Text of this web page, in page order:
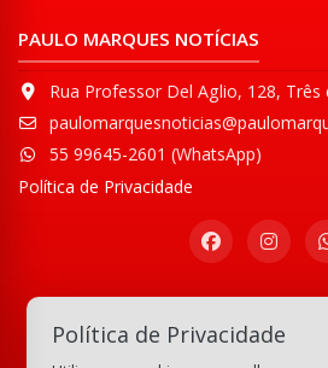
PAULO MARQUES NOTÍCIAS
Rua Professor Del Aglio, 128, Três
55 99645-2601 (WhatsApp)
Política de Privacidade
Comunidade
Política de Privacidade